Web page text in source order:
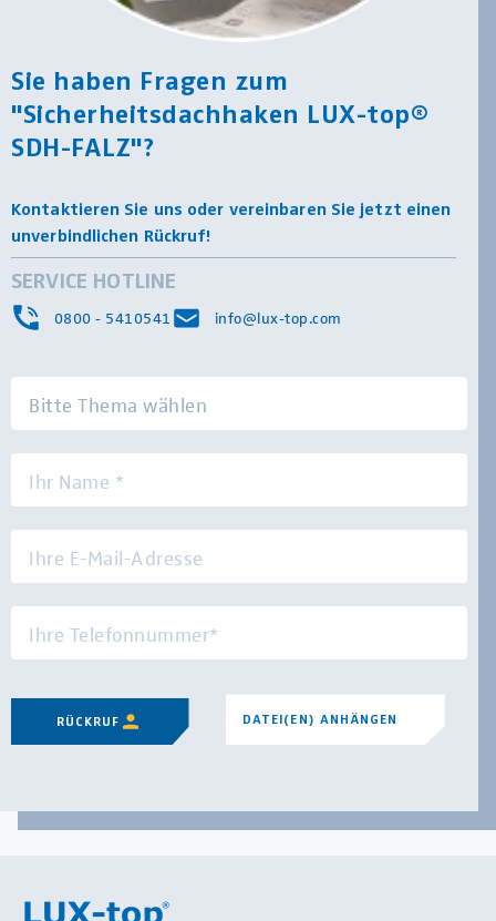
Sie haben Fragen zum
"Sicherheitsdachhaken LUX-top®
SDH-FALZ"?
Kontaktieren Sie uns oder vereinbaren Sie jetzt einen
unverbindlichen Rückruf!
SERVICE HOTLINE
0800 - 5410541 info@lux-top.com
DATEI(EN) ANHÄNGEN
RÜCKRUF